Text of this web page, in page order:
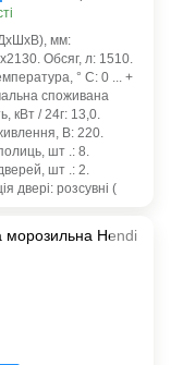
мм:
Обсяг, л: 1510.
° С: 0 ... +
споживана
кВт / 24г: 13,0.
В: 220.
шт .: 8.
шт .: 2.
двері: розсувні (